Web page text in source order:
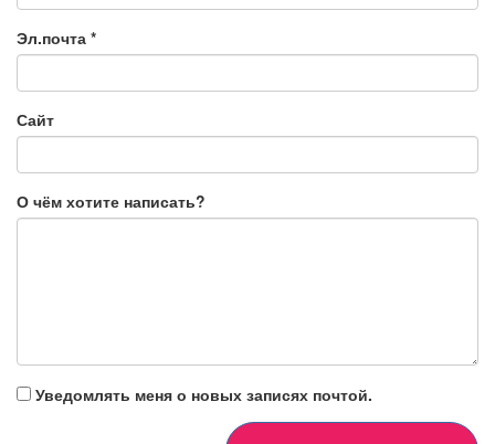
Эл.почта *
Сайт
О чём хотите написать?
Уведомлять меня о новых записях почтой.